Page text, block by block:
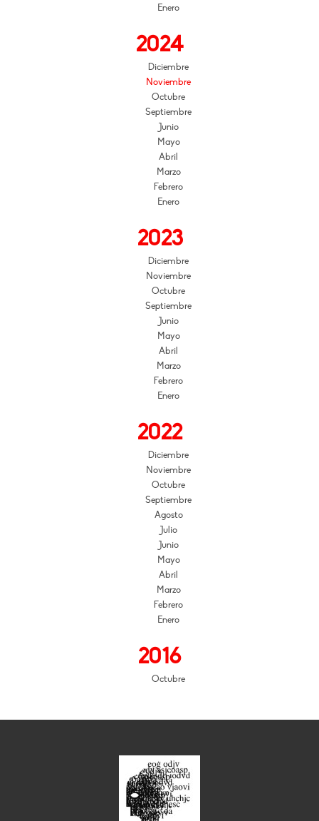
Enero
2024
Diciembre
Noviembre
Octubre
Septiembre
Junio
Mayo
Abril
Marzo
Febrero
Enero
2023
Diciembre
Noviembre
Octubre
Septiembre
Junio
Mayo
Abril
Marzo
Febrero
Enero
2022
Diciembre
Noviembre
Octubre
Septiembre
Agosto
Julio
Junio
Mayo
Abril
Marzo
Febrero
Enero
2016
Octubre